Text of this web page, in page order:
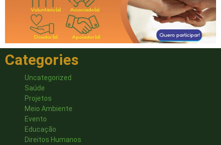
Categories
Uncategorized
Saúde
Projetos
Meio Ambiente
Evento
Educação
Direitos Humanos